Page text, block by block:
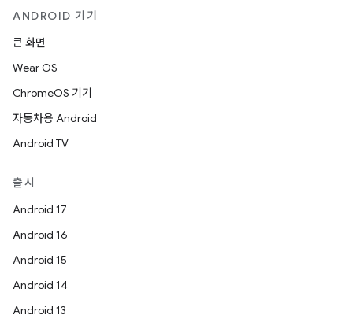
ANDROID 기기
큰 화면
Wear OS
ChromeOS 기기
자동차용 Android
Android TV
출시
Android 17
Android 16
Android 15
Android 14
Android 13